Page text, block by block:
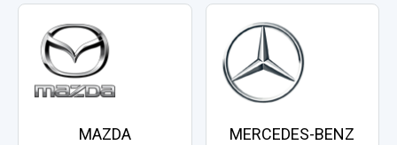
MAZDA MERCEDES-BENZ